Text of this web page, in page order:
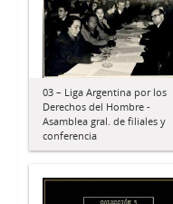
03 – Liga Argentina por los
Derechos del Hombre -
Asamblea gral. de filiales y
conferencia